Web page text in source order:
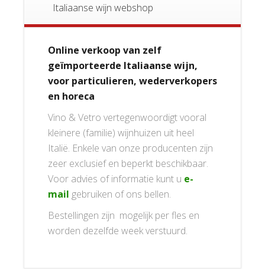
Italiaanse wijn webshop
Online verkoop van zelf
geïmporteerde Italiaanse wijn,
voor particulieren, wederverkopers
en horeca
Vino & Vetro vertegenwoordigt vooral
kleinere (familie) wijnhuizen uit heel
Italië. Enkele van onze producenten zijn
zeer exclusief en beperkt beschikbaar.
Voor advies of informatie kunt u e-
mail gebruiken of ons bellen.
Bestellingen zijn mogelijk per fles en
worden dezelfde week verstuurd.